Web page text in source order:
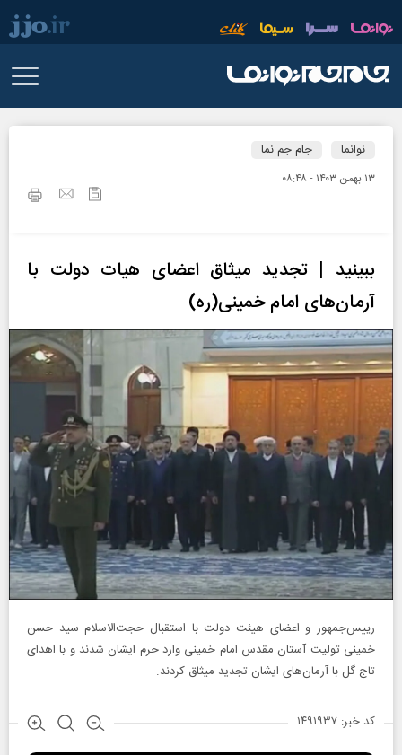
نوانما جام جم نما
۱۳ بهمن ۱۴۰۳ - ۰۸:۴۸
ببینید | تجدید میثاق اعضای هیات دولت با
آرمان‌های امام خمینی(ره)
رییس‌جمهور و اعضای هیئت دولت با استقبال حجت‌الاسلام سید حسن
خمینی تولیت آستان مقدس امام خمینی وارد حرم ایشان شدند و با اهدای
تاج گل با آرمان‌های ایشان تجدید میثاق کردند.
کد خبر: ۱۴۹۱۹۳۷